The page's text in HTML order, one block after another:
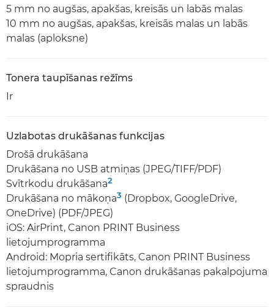
5 mm no augšas, apakšas, kreisās un labās malas
10 mm no augšas, apakšas, kreisās malas un labās
malas (aploksne)
Tonera taupīšanas režīms
Ir
Uzlabotas drukāšanas funkcijas
Drošā drukāšana
Drukāšana no USB atmiņas (JPEG/TIFF/PDF)
Svītrkodu drukāšana2
Drukāšana no mākoņa3 (Dropbox, GoogleDrive,
OneDrive) (PDF/JPEG)
iOS: AirPrint, Canon PRINT Business
lietojumprogramma
Android: Mopria sertifikāts, Canon PRINT Business
lietojumprogramma, Canon drukāšanas pakalpojuma
spraudnis